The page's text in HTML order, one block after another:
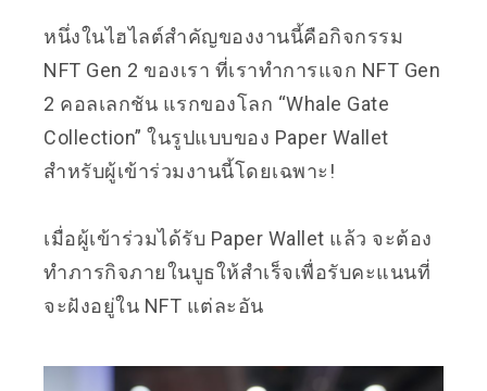
หนึ่งในไฮไลต์สำคัญของงานนี้คือกิจกรรม
NFT Gen 2 ของเรา ที่เราทำการแจก NFT Gen
2 คอลเลกชัน แรกของโลก “Whale Gate
Collection” ในรูปแบบของ Paper Wallet
สำหรับผู้เข้าร่วมงานนี้โดยเฉพาะ!
เมื่อผู้เข้าร่วมได้รับ Paper Wallet แล้ว จะต้อง
ทำภารกิจภายในบูธให้สำเร็จเพื่อรับคะแนนที่
จะฝังอยู่ใน NFT แต่ละอัน